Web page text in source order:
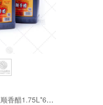
【恒顺】【常温】恒顺香醋1.75L*6桶 10.5L